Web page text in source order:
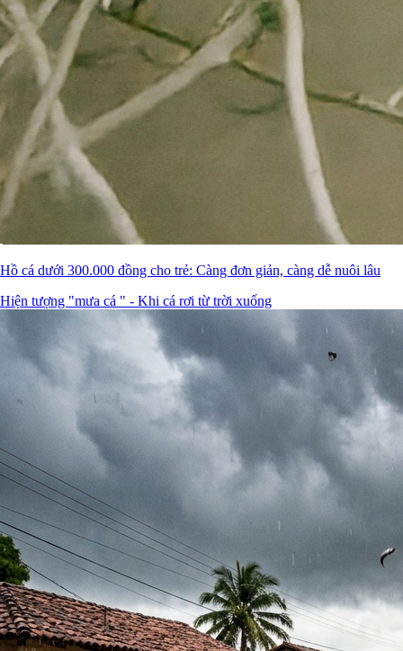
Hồ cá dưới 300.000 đồng cho trẻ: Càng đơn giản, càng dễ nuôi lâu
Hiện tượng "mưa cá " - Khi cá rơi từ trời xuống